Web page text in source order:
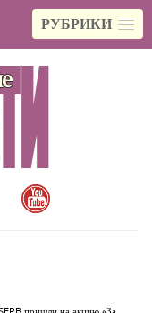
РУБРИКИ